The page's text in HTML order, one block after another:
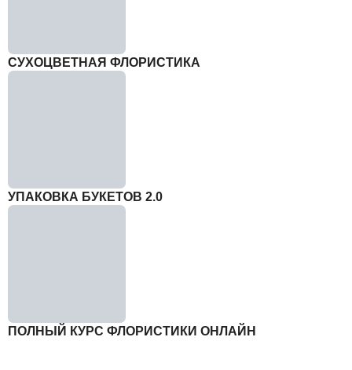
СУХОЦВЕТНАЯ ФЛОРИСТИКА
УПАКОВКА БУКЕТОВ 2.0
ПОЛНЫЙ КУРС ФЛОРИСТИКИ ОНЛАЙН